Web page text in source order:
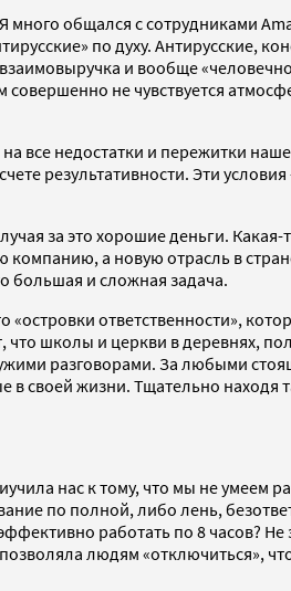
общался с сотрудниками
по духу. Антирусские,
и вообще
не чувствуется
все недостатки и пережитки
результативности. Эти
за это хорошие деньги. Какая-
компанию, а новую отрасль в
большая и сложная задача.
ответственности»,
школы и церкви в деревнях,
разговорами. За любыми
в своей жизни. Тщательно находя
нас к тому, что мы не умеем
по полной, либо лень,
работать по 8 часов? Не
людям «отключиться»,